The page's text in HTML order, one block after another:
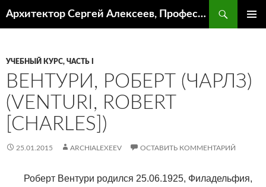
Архитектор Сергей Алексеев, Профессор кафедры ИА и АР ААИ ЮФУ
УЧЕБНЫЙ КУРС, ЧАСТЬ I
ВЕНТУРИ, РОБЕРТ (ЧАРЛЗ)
(VENTURI, ROBERT
[CHARLES])
25.01.2015 ARCHIALEXEEV ОСТАВИТЬ КОММЕНТАРИЙ
Роберт Вентури родился 25.06.1925, Филадельфия,